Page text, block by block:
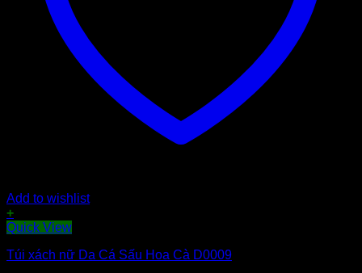
Add to wishlist
+
Quick View
Túi xách nữ Da Cá Sấu Hoa Cà D0009